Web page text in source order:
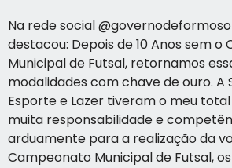
Na rede social
destacou: Depois de 10 Anos sem
Municipal de Futsal, retornamos
modalidades com chave de ouro. A
Esporte e Lazer tiveram o meu
muita responsabilidade e
arduamente para a realização da
Campeonato Municipal de Futsal,